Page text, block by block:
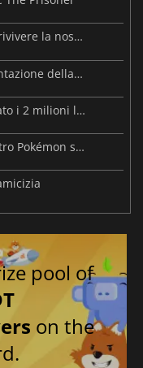
ReStory: Chill Electronics Repairs fa rivivere la nostalgia degli anni 2000
MARVEL Tōkon debutta con la presentazione della roadmap per il primo anno
Resident Evil: Veronica ha già superato i 2 milioni liste dei desideri
Beast of Reincarnation: lo studio dietro Pokémon su una nuova strada
pool of
on the